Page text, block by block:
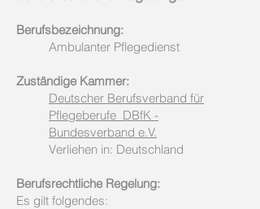
Berufsbezeichnung:
Ambulanter Pflegedienst
Zuständige Kammer:
Deutscher Berufsverband für
Pflegeberufe DBfK -
Bundesverband e.V.
Verliehen in: Deutschland
Berufsrechtliche Regelung:
Es gilt folgendes: